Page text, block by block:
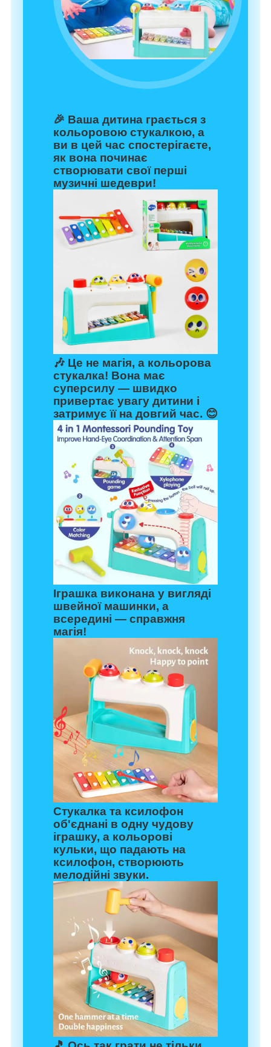
🎉 Ваша дитина грається з
кольоровою стукалкою, а
ви в цей час спостерігаєте,
як вона починає
створювати свої перші
музичні шедеври!
🎶 Це не магія, а кольорова
стукалка! Вона має
суперсилу — швидко
привертає увагу дитини і
затримує її на довгий час. 😊
Іграшка виконана у вигляді
швейної машинки, а
всередині — справжня
магія!
Стукалка та ксилофон
об'єднані в одну чудову
іграшку, а кольорові
кульки, що падають на
ксилофон, створюють
мелодійні звуки.